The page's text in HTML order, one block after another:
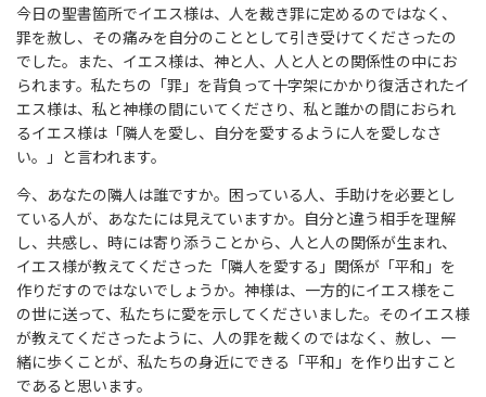
今日の聖書箇所でイエス様は、人を裁き罪に定めるのではなく、
罪を赦し、その痛みを自分のこととして引き受けてくださったの
でした。また、イエス様は、神と人、人と人との関係性の中にお
られます。私たちの「罪」を背負って十字架にかかり復活されたイ
エス様は、私と神様の間にいてくださり、私と誰かの間におられ
るイエス様は「隣人を愛し、自分を愛するように人を愛しなさ
い。」と言われます。
今、あなたの隣人は誰ですか。困っている人、手助けを必要とし
ている人が、あなたには見えていますか。自分と違う相手を理解
し、共感し、時には寄り添うことから、人と人の関係が生まれ、
イエス様が教えてくださった「隣人を愛する」関係が「平和」を
作りだすのではないでしょうか。神様は、一方的にイエス様をこ
の世に送って、私たちに愛を示してくださいました。そのイエス様
が教えてくださったように、人の罪を裁くのではなく、赦し、一
緒に歩くことが、私たちの身近にできる「平和」を作り出すこと
であると思います。